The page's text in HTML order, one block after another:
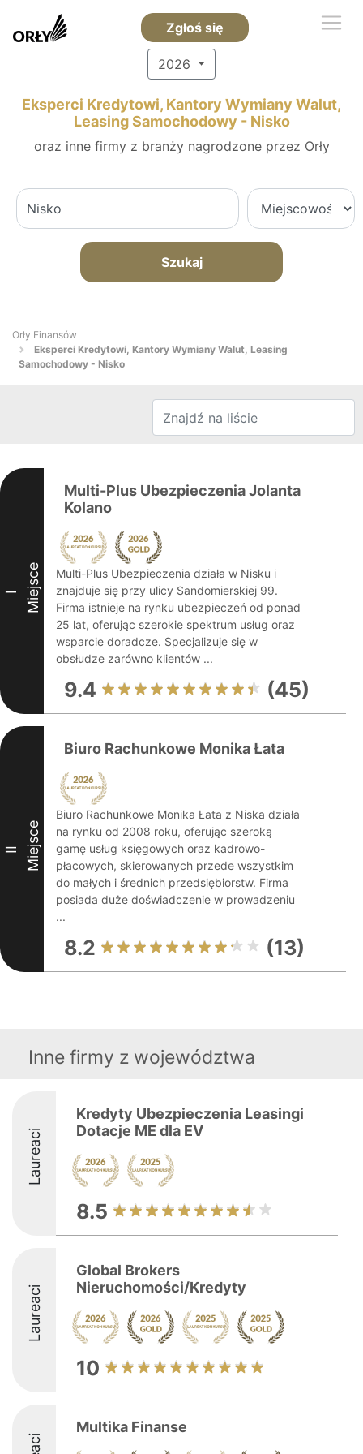
Zgłoś się
2026
Eksperci Kredytowi, Kantory Wymiany Walut,
Leasing Samochodowy - Nisko
oraz inne firmy z branży nagrodzone przez Orły
Szukaj
Orły Finansów
Eksperci Kredytowi, Kantory Wymiany Walut, Leasing
Samochodowy - Nisko
I Miejsce
Multi-Plus Ubezpieczenia Jolanta
Kolano
Multi-Plus Ubezpieczenia działa w Nisku i
znajduje się przy ulicy Sandomierskiej 99.
Firma istnieje na rynku ubezpieczeń od ponad
25 lat, oferując szerokie spektrum usług oraz
wsparcie doradcze. Specjalizuje się w
obsłudze zarówno klientów ...
9.4 (45)
II Miejsce
Biuro Rachunkowe Monika Łata
Biuro Rachunkowe Monika Łata z Niska działa
na rynku od 2008 roku, oferując szeroką
gamę usług księgowych oraz kadrowo-
płacowych, skierowanych przede wszystkim
do małych i średnich przedsiębiorstw. Firma
posiada duże doświadczenie w prowadzeniu
...
8.2 (13)
Inne firmy z województwa
Laureaci
Kredyty Ubezpieczenia Leasingi
Dotacje ME dla EV
8.5
Laureaci
Global Brokers
Nieruchomości/Kredyty
10
Multika Finanse